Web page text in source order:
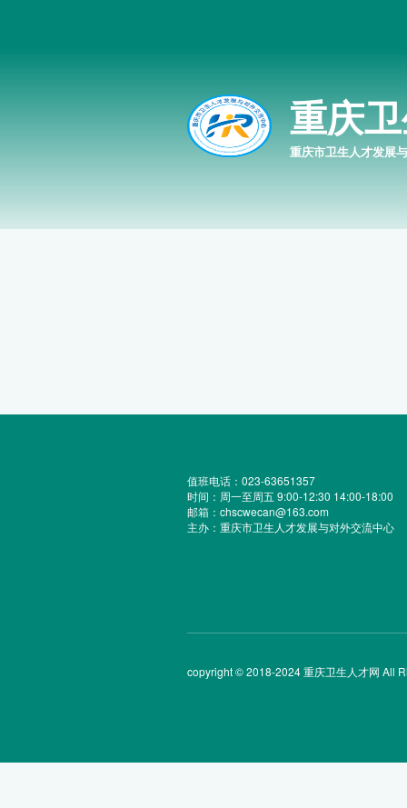
重庆
重庆市卫生人才发展
值班电话：023-63651357
时间：周一至周五 9:00-12:30 14:00-18:00
邮箱：chscwecan@163.com
主办：重庆市卫生人才发展与对外交流中心
copyright © 2018-2024 重庆卫生人才网 All